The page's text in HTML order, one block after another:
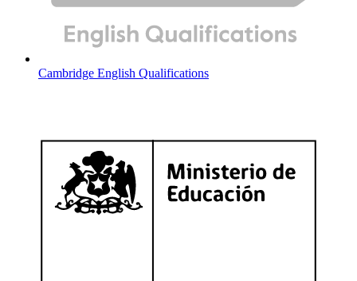
Cambridge English Qualifications